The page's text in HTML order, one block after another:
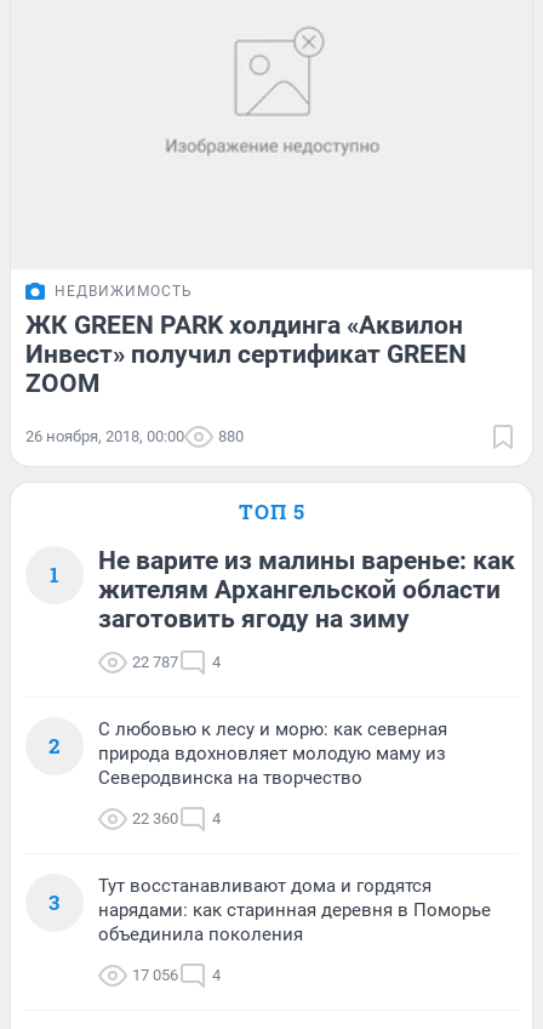
НЕДВИЖИМОСТЬ
ЖК GREEN PARK холдинга «Аквилон
Инвест» получил сертификат GREEN
ZOOM
26 ноября, 2018, 00:00 880
ТОП 5
1
Не варите из малины варенье: как
жителям Архангельской области
заготовить ягоду на зиму
22 787 4
2
С любовью к лесу и морю: как северная
природа вдохновляет молодую маму из
Северодвинска на творчество
22 360 4
3
Тут восстанавливают дома и гордятся
нарядами: как старинная деревня в Поморье
объединила поколения
17 056 4